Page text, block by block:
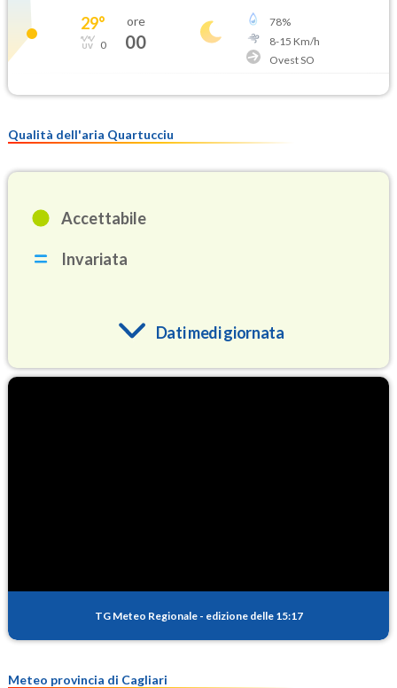
29°
0
ore
00
78%
8-15 Km/h
Ovest SO
Qualità dell'aria Quartucciu
Accettabile
Invariata
Dati medi giornata
PM25
TG Meteo Regionale - edizione delle 15:17
Meteo provincia di Cagliari